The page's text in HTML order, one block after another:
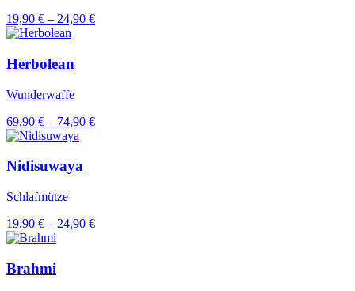
19,90 € – 24,90 €Preisspanne:
Herbolean
Wunderwaffe
69,90 € – 74,90 €Preisspanne:
Nidisuwaya
Schlafmütze
19,90 € – 24,90 €Preisspanne:
Brahmi